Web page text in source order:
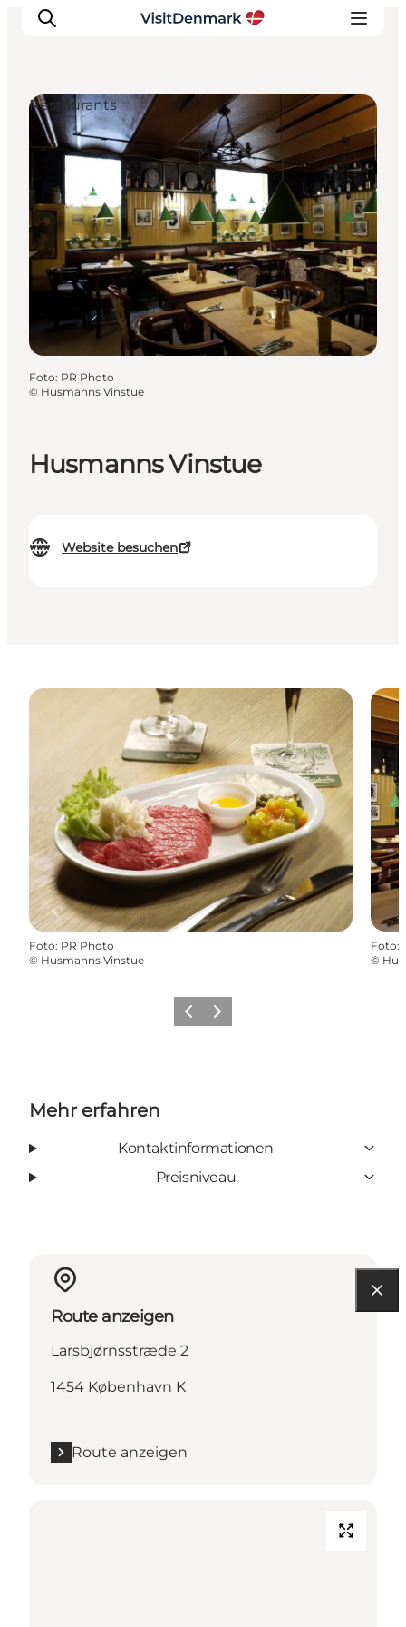
Inspiration
Regionen
Erlebnisse
Unterkünfte
Reiseplanung
Husmanns Vinstue
Website besuchen
Restaurants
Foto: PR Photo
© Husmanns Vinstue
Foto: PR Photo
© Husmanns Vinstue
Foto:
©
ZurückWeiter
Mehr erfahren
Kontaktinformationen
Preisniveau
Route anzeigen
Larsbjørnsstræde 2
1454 København K
Route anzeigen